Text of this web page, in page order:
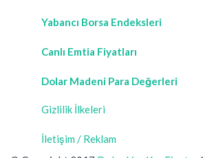
Yabancı Borsa Endeksleri
Canlı Emtia Fiyatları
Dolar Madeni Para Değerleri
Gizlilik İlkeleri
İletişim / Reklam